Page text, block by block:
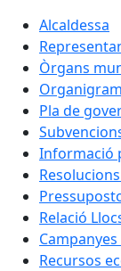
Alcaldessa
Òrgans
Pla de
Informació
Relació
Recursos